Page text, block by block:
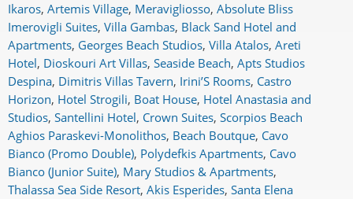
Ikaros, Artemis Village, Meravigliosso, Absolute Bliss
Imerovigli Suites, Villa Gambas, Black Sand Hotel and
Apartments, Georges Beach Studios, Villa Atalos, Areti
Hotel, Dioskouri Art Villas, Seaside Beach, Apts Studios
Despina, Dimitris Villas Tavern, Irini’S Rooms, Castro
Horizon, Hotel Strogili, Boat House, Hotel Anastasia and
Studios, Santellini Hotel, Crown Suites, Scorpios Beach
Aghios Paraskevi-Monolithos, Beach Boutque, Cavo
Bianco (Promo Double), Polydefkis Apartments, Cavo
Bianco (Junior Suite), Mary Studios & Apartments,
Thalassa Sea Side Resort, Akis Esperides, Santa Elena